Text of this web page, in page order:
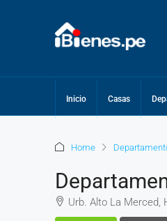
Inicio Casas
Home
Urb. Alto La Merced,